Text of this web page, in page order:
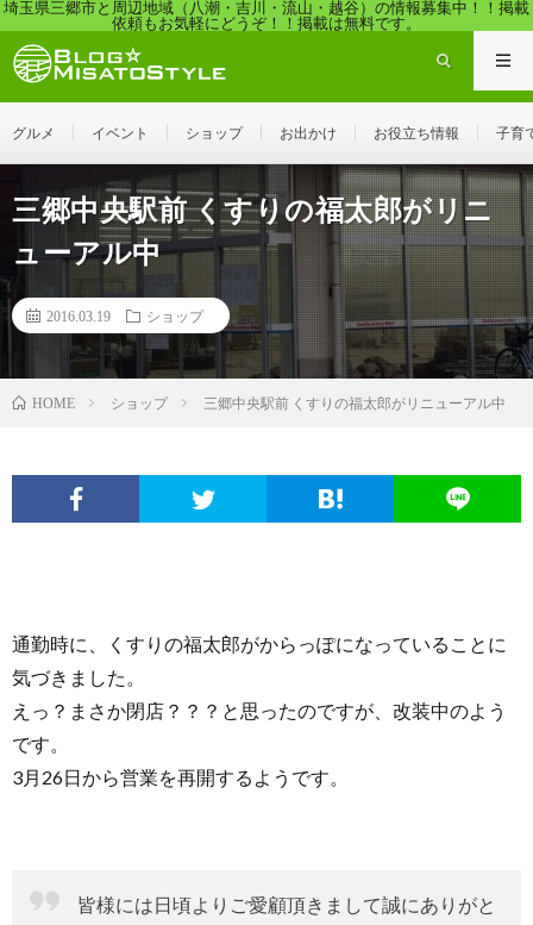
埼玉県三郷市と周辺地域（八潮・吉川・流山・越谷）の情報募集中！！掲載
依頼もお気軽にどうぞ！！掲載は無料です。
グルメ イベント ショップ お出かけ お役立ち情報 子育
三郷中央駅前 くすりの福太郎がリニ
ューアル中
2016.03.19 ショップ
HOME ショップ 三郷中央駅前 くすりの福太郎がリニューアル中
通勤時に、くすりの福太郎がからっぽになっていることに
気づきました。
えっ？まさか閉店？？？と思ったのですが、改装中のよう
です。
3月26日から営業を再開するようです。
皆様には日頃よりご愛顧頂きまして誠にありがと